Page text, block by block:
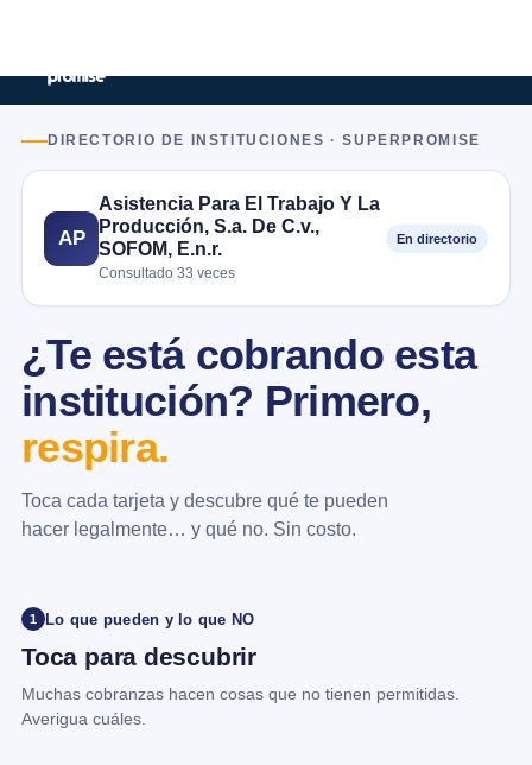
DIRECTORIO DE INSTITUCIONES · SUPERPROMISE
AP
Asistencia Para El Trabajo Y La
Producción, S.a. De C.v.,
SOFOM, E.n.r.
Consultado 33 veces
En directorio
¿Te está cobrando esta
institución? Primero,
respira.
Toca cada tarjeta y descubre qué te pueden
hacer legalmente… y qué no. Sin costo.
1 Lo que pueden y lo que NO
Toca para descubrir
Muchas cobranzas hacen cosas que no tienen permitidas.
Averigua cuáles.